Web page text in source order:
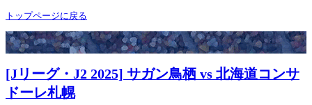
トップページに戻る
[Jリーグ・J2 2025] サガン鳥栖 vs 北海道コンサ
ドーレ札幌